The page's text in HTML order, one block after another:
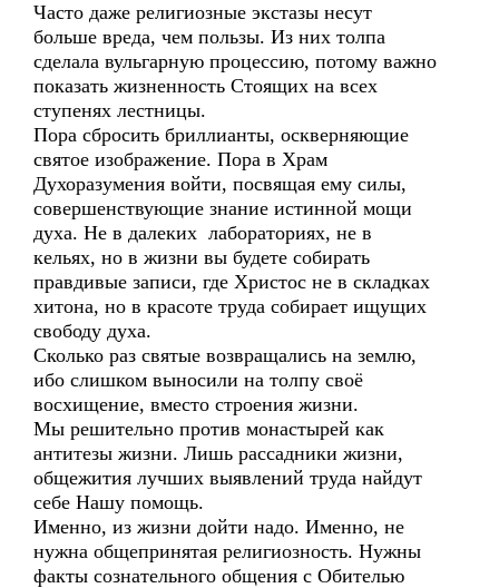
Часто даже религиозные экстазы несут
больше вреда, чем пользы. Из них толпа
сделала вульгарную процессию, потому важно
показать жизненность Стоящих на всех
ступенях лестницы.
Пора сбросить бриллианты, оскверняющие
святое изображение. Пора в Храм
Духоразумения войти, посвящая ему силы,
совершенствующие знание истинной мощи
духа. Не в далеких лабораториях, не в
кельях, но в жизни вы будете собирать
правдивые записи, где Христос не в складках
хитона, но в красоте труда собирает ищущих
свободу духа.
Сколько раз святые возвращались на землю,
ибо слишком выносили на толпу своё
восхищение, вместо строения жизни.
Мы решительно против монастырей как
антитезы жизни. Лишь рассадники жизни,
общежития лучших выявлений труда найдут
себе Нашу помощь.
Именно, из жизни дойти надо. Именно, не
нужна общепринятая религиозность. Нужны
факты сознательного общения с Обителью